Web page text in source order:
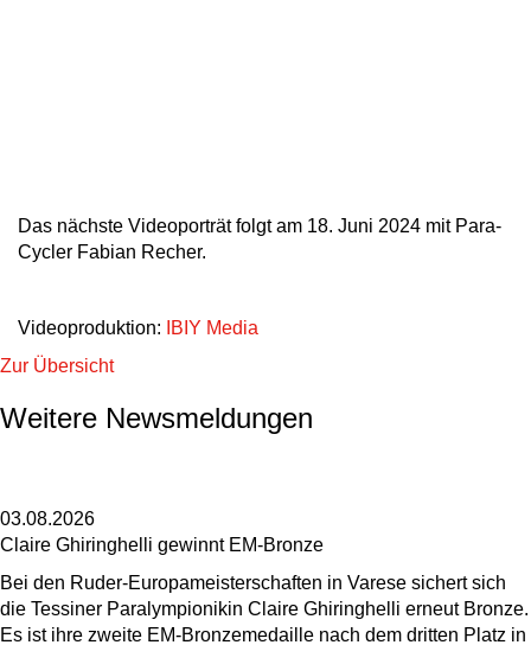
Das nächste Videoporträt folgt am 18. Juni 2024 mit Para-
Cycler Fabian Recher.
Videoproduktion:
IBIY Media
Zur Übersicht
Weitere Newsmeldungen
03.08.2026
Claire Ghiringhelli gewinnt EM-Bronze
Bei den Ruder-Europameisterschaften in Varese sichert sich
die Tessiner Paralympionikin Claire Ghiringhelli erneut Bronze.
Es ist ihre zweite EM-Bronzemedaille nach dem dritten Platz in